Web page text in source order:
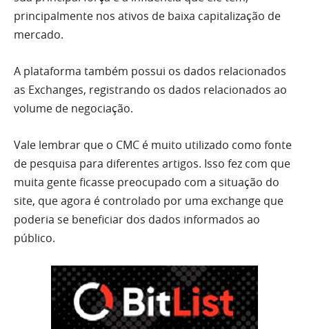
principalmente nos ativos de baixa capitalização de
mercado.
A plataforma também possui os dados relacionados
as Exchanges, registrando os dados relacionados ao
volume de negociação.
Vale lembrar que o CMC é muito utilizado como fonte
de pesquisa para diferentes artigos. Isso fez com que
muita gente ficasse preocupado com a situação do
site, que agora é controlado por uma exchange que
poderia se beneficiar dos dados informados ao
público.